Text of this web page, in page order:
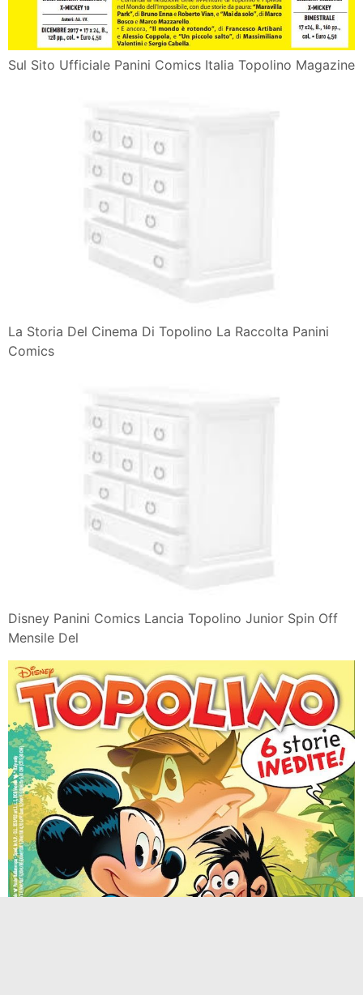
Sul Sito Ufficiale Panini Comics Italia Topolino Magazine
La Storia Del Cinema Di Topolino La Raccolta Panini
Comics
Disney Panini Comics Lancia Topolino Junior Spin Off
Mensile Del